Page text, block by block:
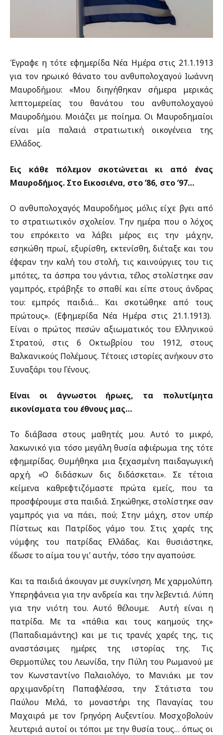
Έγραφε η τότε εφημερίδα Νέα Ημέρα στις 21.1.1913
για τον ηρωικό θάνατο του ανθυπολοχαγού Ιωάννη
Μαυροδήμου: «Μου διηγήθηκαν σήμερα μερικάς
λεπτομερείας του θανάτου του ανθυπολοχαγού
Μαυροδήμου. Μοιάζει με ποίημα. Οι Μαυροδημαίοι
είναι μία παλαιά στρατιωτική οικογένεια της
Ελλάδος.
Εις κάθε πόλεμον σκοτώνεται κι από ένας
Μαυροδήμος. Στο Εικοσιένα, στο ’86, στο ’97…
Ο ανθυπολοχαγός Μαυροδήμος μόλις είχε βγει από
το στρατιωτικόν σχολείον. Την ημέρα που ο λόχος
του επρόκειτο να λάβει μέρος εις την μάχην,
εσηκώθη πρωί, εξυρίσθη, εκτενίσθη, διέταξε και του
έφεραν την καλή του στολή, τις καινούργιες του τις
μπότες, τα άσπρα του γάντια, τέλος στολίστηκε σαν
γαμπρός, ετράβηξε το σπαθί και είπε στους άνδρας
του: εμπρός παιδιά… Και σκοτώθηκε από τους
πρώτους». (Εφημερίδα Νέα Ημέρα στις 21.1.1913).
Είναι ο πρώτος πεσών αξιωματικός του Ελληνικού
Στρατού, στις 6 Οκτωβρίου του 1912, στους
Βαλκανικούς Πολέμους. Τέτοιες ιστορίες ανήκουν στο
Συναξάρι του Γένους.
Είναι οι άγνωστοι ήρωες, τα πολυτίμητα
εικονίσματα του έθνους μας…
Το διάβασα στους μαθητές μου. Αυτό το μικρό,
λακωνικό για τόσο μεγάλη θυσία αφιέρωμα της τότε
εφημερίδας. Θυμήθηκα μια ξεχασμένη παιδαγωγική
αρχή. «Ο διδάσκων δις διδάσκεται». Σε τέτοια
κείμενα καθρεφτιζόμαστε πρώτα εμείς, που τα
προσφέρουμε στα παιδιά. Σηκώθηκε, στολίστηκε σαν
γαμπρός για να πάει, πού; Στην μάχη, στον υπέρ
Πίστεως και Πατρίδος γάμο του. Στις χαρές της
νύμφης του πατρίδας Ελλάδας. Και θυσιάστηκε,
έδωσε το αίμα του γι’ αυτήν, τόσο την αγαπούσε.
Και τα παιδιά άκουγαν με συγκίνηση. Με χαρμολύπη.
Υπερηφάνεια για την ανδρεία και την λεβεντιά. Λύπη
για την νιότη του. Αυτό θέλουμε. Αυτή είναι η
πατρίδα. Με τα «πάθια και τους καημούς της»
(Παπαδιαμάντης) και με τις τρανές χαρές της, τις
αναστάσιμες ημέρες της ιστορίας της. Τις
Θερμοπύλες του Λεωνίδα, την Πύλη του Ρωμανού με
τον Κωνσταντίνο Παλαιολόγο, το Μανιάκι με τον
αρχιμανδρίτη Παπαφλέσσα, την Στάτιστα του
Παύλου Μελά, το μοναστήρι της Παναγίας του
Μαχαιρά με τον Γρηγόρη Αυξεντίου. Μοσχοβολούν
λευτεριά αυτοί οι τόποι με την θυσία τους… όπως οι